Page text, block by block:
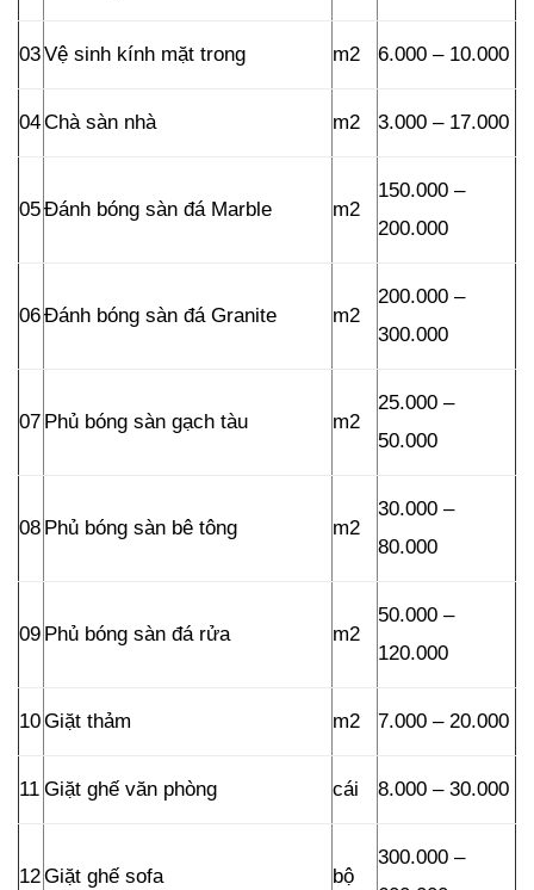
03Vệ sinh kính mặt trong m2 6.000 – 10.000
04Chà sàn nhà m2 3.000 – 17.000
05Đánh bóng sàn đá Marble m2
150.000 –
200.000
06Đánh bóng sàn đá Granite m2
200.000 –
300.000
07 Phủ bóng sàn gạch tàu m2
25.000 –
50.000
08 Phủ bóng sàn bê tông m2
30.000 –
80.000
09 Phủ bóng sàn đá rửa m2
50.000 –
120.000
10Giặt thảm m2 7.000 – 20.000
11 Giặt ghế văn phòng cái 8.000 – 30.000
12Giặt ghế sofa bộ
300.000 –